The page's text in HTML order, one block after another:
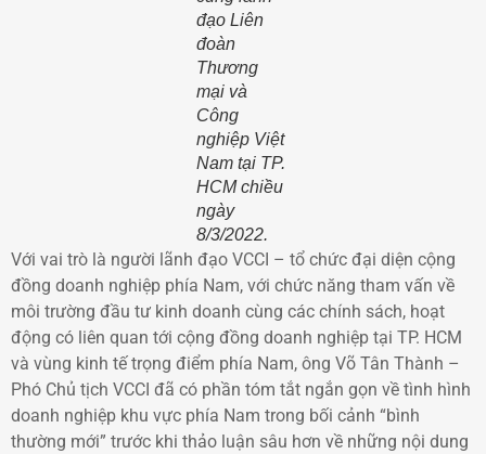
đạo Liên
đoàn
Thương
mại và
Công
nghiệp Việt
Nam tại TP.
HCM chiều
ngày
8/3/2022.
Với vai trò là người lãnh đạo VCCI – tổ chức đại diện cộng
đồng doanh nghiệp phía Nam, với chức năng tham vấn về
môi trường đầu tư kinh doanh cùng các chính sách, hoạt
động có liên quan tới cộng đồng doanh nghiệp tại TP. HCM
và vùng kinh tế trọng điểm phía Nam, ông Võ Tân Thành –
Phó Chủ tịch VCCI đã có phần tóm tắt ngắn gọn về tình hình
doanh nghiệp khu vực phía Nam trong bối cảnh “bình
thường mới” trước khi thảo luận sâu hơn về những nội dung